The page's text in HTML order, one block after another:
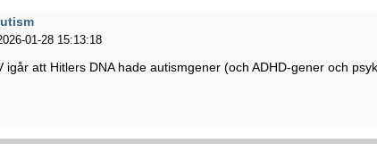
01-28 15:13:18
igår att Hitlers DNA hade autismgener (och ADHD-gener och